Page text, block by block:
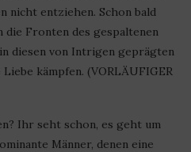
nicht entziehen. Schon bald
die Fronten des gespaltenen
diesen von Intrigen geprägten
kämpfen. (VORLÄUFIGER
Ihr seht schon, es geht um
Männer, denen eine